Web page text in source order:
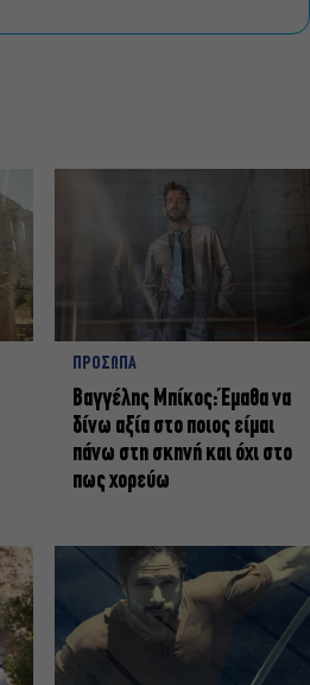
ΠΡΟΣΩΠΑ
Βαγγέλης Μπίκος: Έμαθα να
δίνω αξία στο ποιος είμαι
πάνω στη σκηνή και όχι στο
πως χορεύω